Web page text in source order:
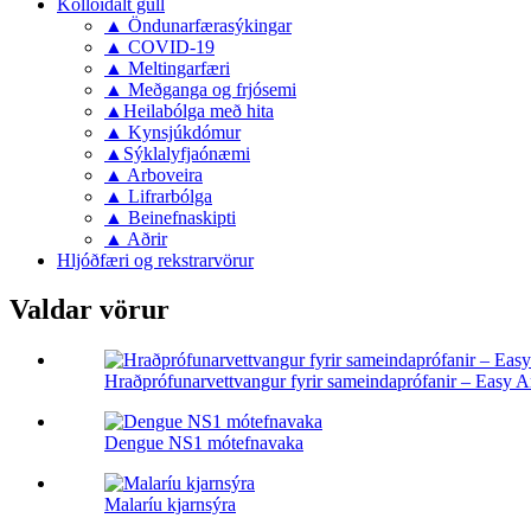
▲ Öndunarfærasýkingar
▲ COVID-19
▲ Meltingarfæri
▲ Meðganga og frjósemi
▲Heilabólga með hita
▲ Kynsjúkdómur
▲Sýklalyfjaónæmi
▲ Arboveira
▲ Lifrarbólga
▲ Beinefnaskipti
▲ Aðrir
Hljóðfæri og rekstrarvörur
Valdar vörur
Hraðprófunarvettvangur fyrir sameindaprófanir – Easy
Dengue NS1 mótefnavaka
Malaríu kjarnsýra